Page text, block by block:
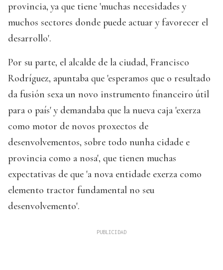
provincia, ya que tiene 'muchas necesidades y
muchos sectores donde puede actuar y favorecer el
desarrollo'.
Por su parte, el alcalde de la ciudad, Francisco
Rodríguez, apuntaba que 'esperamos que o resultado
da fusión sexa un novo instrumento financeiro útil
para o país' y demandaba que la nueva caja 'exerza
como motor de novos proxectos de
desenvolvementos, sobre todo nunha cidade e
provincia como a nosa', que tienen muchas
expectativas de que 'a nova entidade exerza como
elemento tractor fundamental no seu
desenvolvemento'.